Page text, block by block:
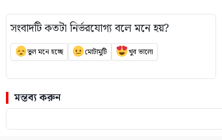
সংবাদটি কতটা নির্ভরযোগ্য বলে মনে হয়?
ভুল মনে হচ্ছে মোটামুটি খুব ভালো
মন্তব্য করুন